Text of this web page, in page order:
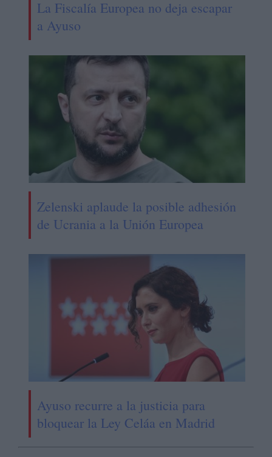
La Fiscalía Europea no deja escapar
a Ayuso
Zelenski aplaude la posible adhesión
de Ucrania a la Unión Europea
Ayuso recurre a la justicia para
bloquear la Ley Celáa en Madrid